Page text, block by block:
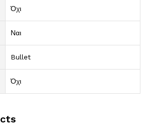
Όχι
Ναι
Bullet
Όχι